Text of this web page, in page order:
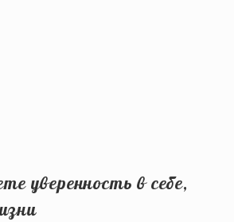
уверенность в себе,